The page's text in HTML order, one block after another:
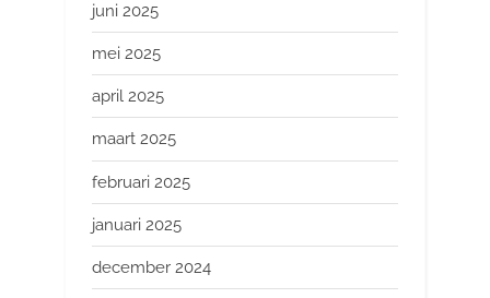
juni 2025
mei 2025
april 2025
maart 2025
februari 2025
januari 2025
december 2024